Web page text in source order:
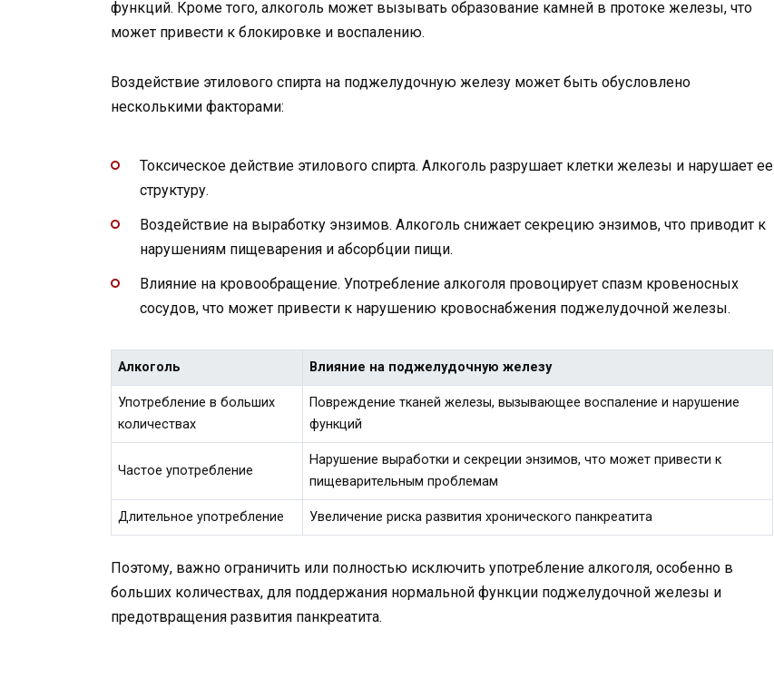
функций. Кроме того, алкоголь может вызывать образование камней в протоке железы, что
может привести к блокировке и воспалению.
Воздействие этилового спирта на поджелудочную железу может быть обусловлено
несколькими факторами:
Токсическое действие этилового спирта. Алкоголь разрушает клетки железы и нарушает ее
структуру.
Воздействие на выработку энзимов. Алкоголь снижает секрецию энзимов, что приводит к
нарушениям пищеварения и абсорбции пищи.
Влияние на кровообращение. Употребление алкоголя провоцирует спазм кровеносных
сосудов, что может привести к нарушению кровоснабжения поджелудочной железы.
Алкоголь Влияние на поджелудочную железу
Употребление в больших
количествах
Повреждение тканей железы, вызывающее воспаление и нарушение
функций
Частое употребление
Нарушение выработки и секреции энзимов, что может привести к
пищеварительным проблемам
Длительное употребление Увеличение риска развития хронического панкреатита
Поэтому, важно ограничить или полностью исключить употребление алкоголя, особенно в
больших количествах, для поддержания нормальной функции поджелудочной железы и
предотвращения развития панкреатита.